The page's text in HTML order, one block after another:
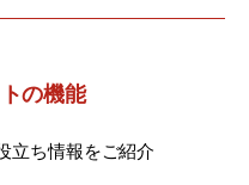
の機能
立ち情報をご紹介